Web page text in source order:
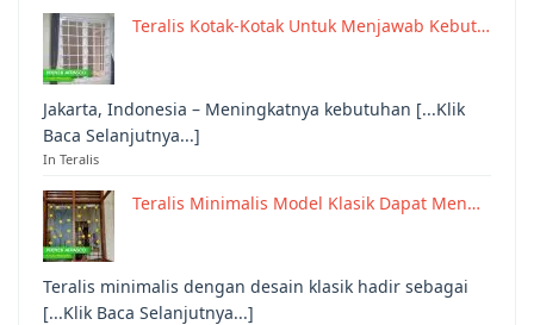
Teralis Kotak-Kotak Untuk Menjawab Kebut…
Jakarta, Indonesia – Meningkatnya kebutuhan [...Klik
Baca Selanjutnya...]
In Teralis
Teralis Minimalis Model Klasik Dapat Men…
Teralis minimalis dengan desain klasik hadir sebagai
[...Klik Baca Selanjutnya...]